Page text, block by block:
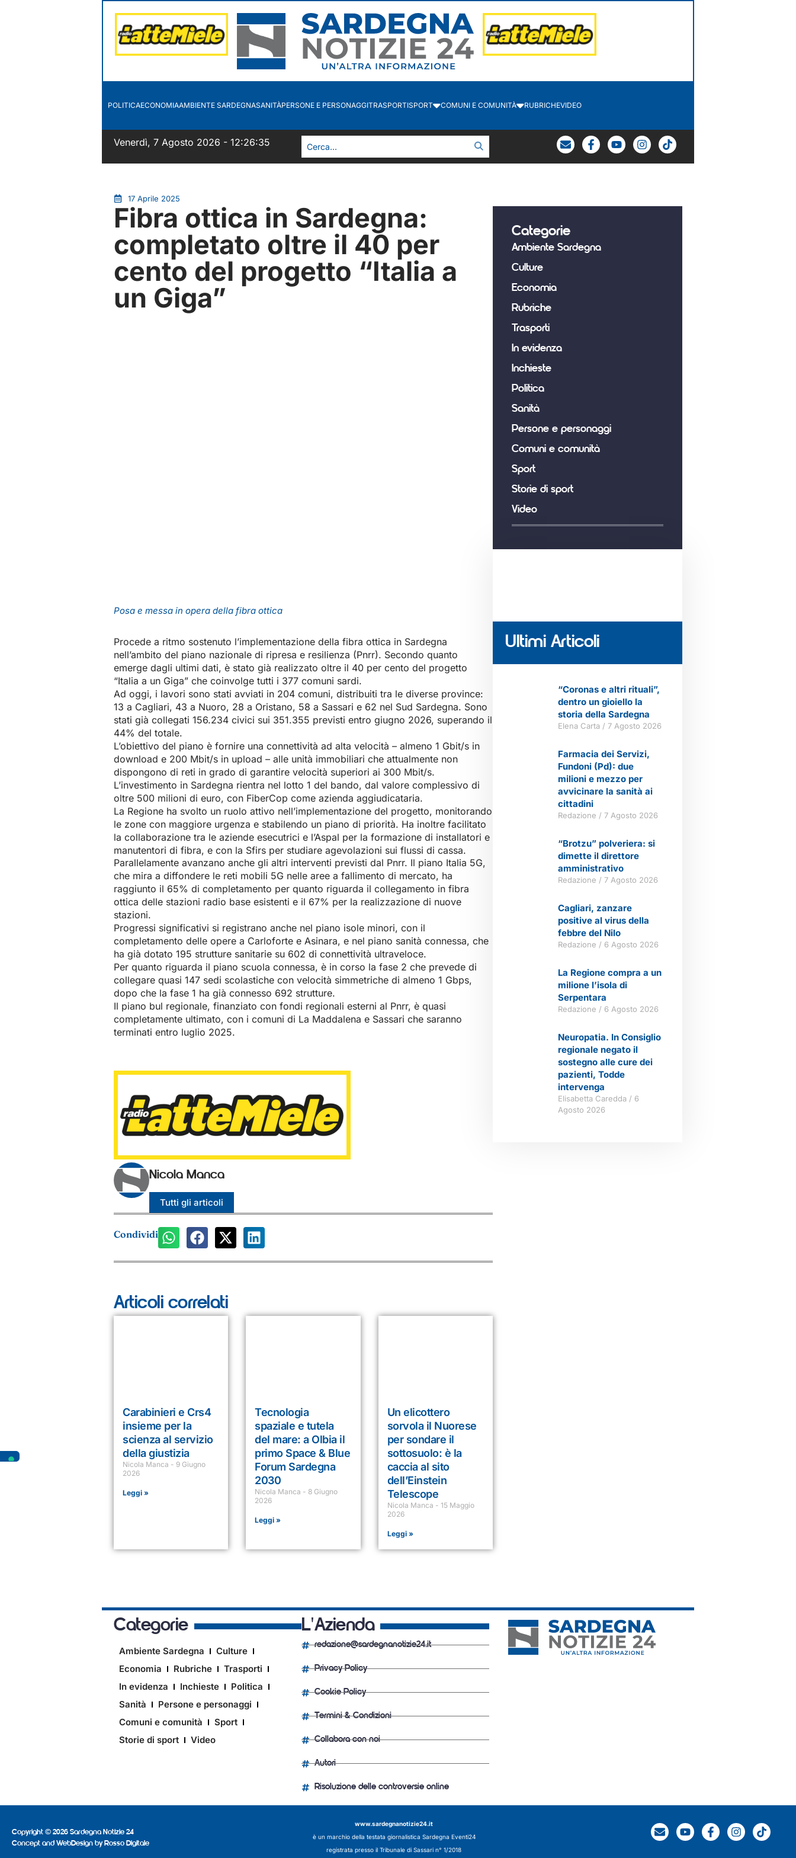
POLITICAECONOMIAAMBIENTE SARDEGNASANITÀPERSONE E PERSONAGGITRASPORTISPORT COMUNI E COMUNITÀ RUBRICHEVIDEO
Venerdì, 7 Agosto 2026 - 12:26:36
17 Aprile 2025
Fibra ottica in Sardegna:
completato oltre il 40 per
cento del progetto “Italia a
un Giga”
Posa e messa in opera della fibra ottica
Procede a ritmo sostenuto l’implementazione della fibra ottica in Sardegna
nell’ambito del piano nazionale di ripresa e resilienza (Pnrr). Secondo quanto
emerge dagli ultimi dati, è stato già realizzato oltre il 40 per cento del progetto
“Italia a un Giga” che coinvolge tutti i 377 comuni sardi.
Ad oggi, i lavori sono stati avviati in 204 comuni, distribuiti tra le diverse province:
13 a Cagliari, 43 a Nuoro, 28 a Oristano, 58 a Sassari e 62 nel Sud Sardegna. Sono
stati già collegati 156.234 civici sui 351.355 previsti entro giugno 2026, superando il
44% del totale.
L’obiettivo del piano è fornire una connettività ad alta velocità – almeno 1 Gbit/s in
download e 200 Mbit/s in upload – alle unità immobiliari che attualmente non
dispongono di reti in grado di garantire velocità superiori ai 300 Mbit/s.
L’investimento in Sardegna rientra nel lotto 1 del bando, dal valore complessivo di
oltre 500 milioni di euro, con FiberCop come azienda aggiudicataria.
La Regione ha svolto un ruolo attivo nell’implementazione del progetto, monitorando
le zone con maggiore urgenza e stabilendo un piano di priorità. Ha inoltre facilitato
la collaborazione tra le aziende esecutrici e l’Aspal per la formazione di installatori e
manutentori di fibra, e con la Sfirs per studiare agevolazioni sui flussi di cassa.
Parallelamente avanzano anche gli altri interventi previsti dal Pnrr. Il piano Italia 5G,
che mira a diffondere le reti mobili 5G nelle aree a fallimento di mercato, ha
raggiunto il 65% di completamento per quanto riguarda il collegamento in fibra
ottica delle stazioni radio base esistenti e il 67% per la realizzazione di nuove
stazioni.
Progressi significativi si registrano anche nel piano isole minori, con il
completamento delle opere a Carloforte e Asinara, e nel piano sanità connessa, che
ha già dotato 195 strutture sanitarie su 602 di connettività ultraveloce.
Per quanto riguarda il piano scuola connessa, è in corso la fase 2 che prevede di
collegare quasi 147 sedi scolastiche con velocità simmetriche di almeno 1 Gbps,
dopo che la fase 1 ha già connesso 692 strutture.
Il piano bul regionale, finanziato con fondi regionali esterni al Pnrr, è quasi
completamente ultimato, con i comuni di La Maddalena e Sassari che saranno
terminati entro luglio 2025.
Nicola Manca
Tutti gli articoli
Condividi
Articoli correlati
Carabinieri e Crs4
insieme per la
scienza al servizio
della giustizia
Nicola Manca
9 Giugno
2026
Leggi »
Tecnologia
spaziale e tutela
del mare: a Olbia il
primo Space & Blue
Forum Sardegna
2030
Nicola Manca
8 Giugno
2026
Leggi »
Un elicottero
sorvola il Nuorese
per sondare il
sottosuolo: è la
caccia al sito
dell’Einstein
Telescope
Nicola Manca
15 Maggio
2026
Leggi »
Categorie
Ambiente Sardegna
Culture
Economia
Rubriche
Trasporti
In evidenza
Inchieste
Politica
Sanità
Persone e personaggi
Comuni e comunità
Sport
Storie di sport
Video
Ultimi Articoli
“Coronas e altri rituali”,
dentro un gioiello la
storia della Sardegna
Elena Carta 7 Agosto 2026
Farmacia dei Servizi,
Fundoni (Pd): due
milioni e mezzo per
avvicinare la sanità ai
cittadini
Redazione 7 Agosto 2026
“Brotzu” polveriera: si
dimette il direttore
amministrativo
Redazione 7 Agosto 2026
Cagliari, zanzare
positive al virus della
febbre del Nilo
Redazione 6 Agosto 2026
La Regione compra a un
milione l’isola di
Serpentara
Redazione 6 Agosto 2026
Neuropatia. In Consiglio
regionale negato il
sostegno alle cure dei
pazienti, Todde
intervenga
Elisabetta Caredda
6
Agosto 2026
Categorie
Ambiente Sardegna
Culture
Economia
Rubriche
Trasporti
In evidenza
Inchieste
Politica
Sanità
Persone e personaggi
Comuni e comunità
Sport
Storie di sport
Video
L'Azienda
redazione@sardegnanotizie24.it
Privacy Policy
Cookie Policy
Termini & Condizioni
Collabora con noi
Autori
Risoluzione delle controversie online
Copyright © 2026 Sardegna Notizie 24
Concept and WebDesign by Rosso Digitale
www.sardegnanotizie24.it
è un marchio della testata giornalistica Sardegna Eventi24
registrata presso il Tribunale di Sassari n° 1/2018